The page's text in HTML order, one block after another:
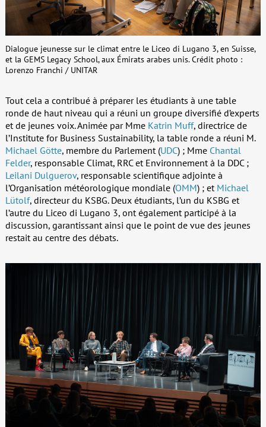
Dialogue jeunesse sur le climat entre le Liceo di Lugano 3, en Suisse,
et la GEMS Legacy School, aux Émirats arabes unis. Crédit photo :
Lorenzo Franchi / UNITAR
Tout cela a contribué à préparer les étudiants à une table
ronde de haut niveau qui a réuni un groupe diversifié d’experts
et de jeunes voix. Animée par Mme Katrin Muff, directrice de
l’Institute for Business Sustainability, la table ronde a réuni M.
Michael Götte, membre du Parlement (UDC) ; Mme Chantal
Felder, responsable Climat, RRC et Environnement à la DDC ;
Leilani Dulguerov, responsable scientifique adjointe à
l’Organisation météorologique mondiale (OMM) ; et Michael
Lütolf, directeur du KSBG. Deux étudiants, l’un du KSBG et
l’autre du Liceo di Lugano 3, ont également participé à la
discussion, garantissant ainsi que le point de vue des jeunes
restait au centre des débats.